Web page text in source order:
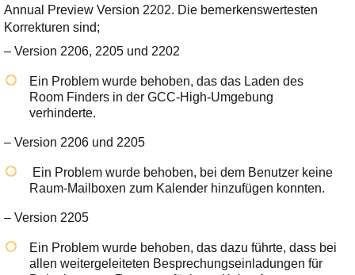
Annual Preview Version 2202. Die bemerkenswertesten
Korrekturen sind;
– Version 2206, 2205 und 2202
Ein Problem wurde behoben, das das Laden des
Room Finders in der GCC-High-Umgebung
verhinderte.
– Version 2206 und 2205
Ein Problem wurde behoben, bei dem Benutzer keine
Raum-Mailboxen zum Kalender hinzufügen konnten.
– Version 2205
Ein Problem wurde behoben, das dazu führte, dass bei
allen weitergeleiteten Besprechungseinladungen für
E-Mail bestätigen